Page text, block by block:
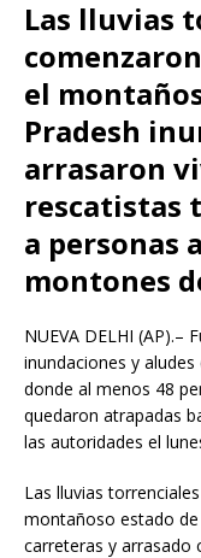
Las lluvias
el
Pradesh
arrasaron
rescatistas
a personas
montones
NUEVA DELHI (AP).–
inundaciones y
donde al menos 48
quedaron atrapadas
las autoridades el
Las lluvias
montañoso estado
carreteras y arrasado